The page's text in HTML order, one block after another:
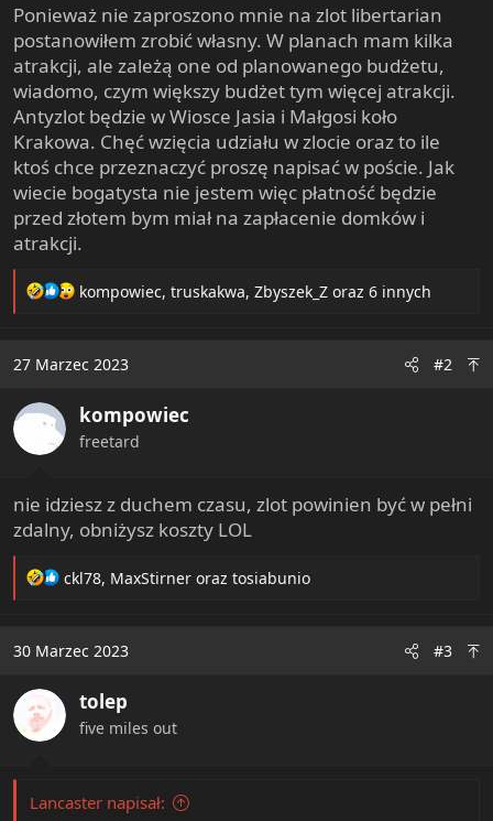
Ponieważ nie zaproszono mnie na zlot libertarian
postanowiłem zrobić własny. W planach mam kilka
atrakcji, ale zależą one od planowanego budżetu,
wiadomo, czym większy budżet tym więcej atrakcji.
Antyzlot będzie w Wiosce Jasia i Małgosi koło
Krakowa. Chęć wzięcia udziału w zlocie oraz to ile
ktoś chce przeznaczyć proszę napisać w poście. Jak
wiecie bogatysta nie jestem więc płatność będzie
przed złotem bym miał na zapłacenie domków i
atrakcji.
R
t
o
n
kompowiec, truskakwa, Zbyszek_Z oraz 6 innych
27 Marzec 2023 #2
kompowiec
freetard
nie idziesz z duchem czasu, zlot powinien być w pełni
zdalny, obniżysz koszty LOL
R
t
o
n
ckl78, MaxStirner oraz tosiabunio
30 Marzec 2023 #3
tolep
five miles out
Lancaster napisał: